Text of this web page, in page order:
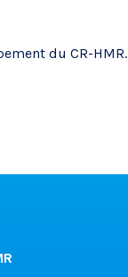
du CR-HMR.